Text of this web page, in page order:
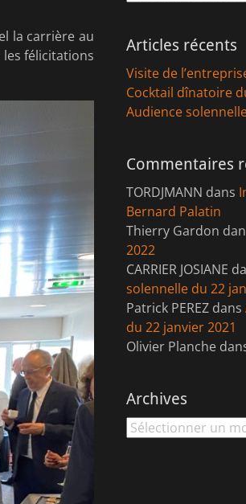
la carrière au
les félicitations
Articles récents
Visite de
Cocktail dînatoire
Audience
Commentaires
TORDJMANN dans
Bernard Palatin
Thierry Gardon
2022
CARRIER JOSIANE
solennelle du 22
Patrick PEREZ dans
du 22 janvier 2021
Olivier Planche
Archives
Archives